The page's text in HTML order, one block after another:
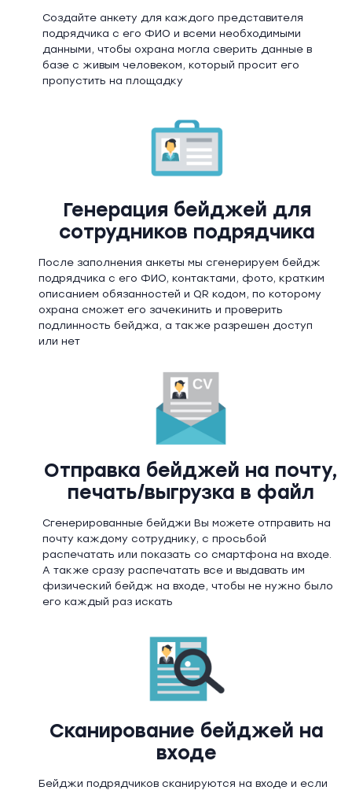
Создайте анкету для каждого представителя
подрядчика с его ФИО и всеми необходимыми
данными, чтобы охрана могла сверить данные в
базе с живым человеком, который просит его
пропустить на площадку
Генерация бейджей для
сотрудников подрядчика
После заполнения анкеты мы сгенерируем бейдж
подрядчика с его ФИО, контактами, фото, кратким
описанием обязанностей и QR кодом, по которому
охрана сможет его зачекинить и проверить
подлинность бейджа, а также разрешен доступ
или нет
Отправка бейджей на почту,
печать/выгрузка в файл
Сгенерированные бейджи Вы можете отправить на
почту каждому сотруднику, с просьбой
распечатать или показать со смартфона на входе.
А также сразу распечатать все и выдавать им
физический бейдж на входе, чтобы не нужно было
его каждый раз искать
Сканирование бейджей на
входе
Бейджи подрядчиков сканируются на входе и если